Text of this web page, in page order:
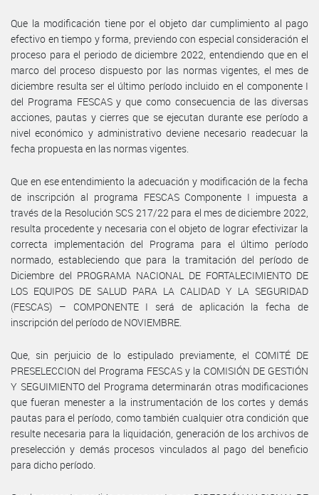
Que la modificación tiene por el objeto dar cumplimiento al pago
efectivo en tiempo y forma, previendo con especial consideración el
proceso para el periodo de diciembre 2022, entendiendo que en el
marco del proceso dispuesto por las normas vigentes, el mes de
diciembre resulta ser el último período incluido en el componente I
del Programa FESCAS y que como consecuencia de las diversas
acciones, pautas y cierres que se ejecutan durante ese período a
nivel económico y administrativo deviene necesario readecuar la
fecha propuesta en las normas vigentes.
Que en ese entendimiento la adecuación y modificación de la fecha
de inscripción al programa FESCAS Componente I impuesta a
través de la Resolución SCS 217/22 para el mes de diciembre 2022,
resulta procedente y necesaria con el objeto de lograr efectivizar la
correcta implementación del Programa para el último período
normado, estableciendo que para la tramitación del período de
Diciembre del PROGRAMA NACIONAL DE FORTALECIMIENTO DE
LOS EQUIPOS DE SALUD PARA LA CALIDAD Y LA SEGURIDAD
(FESCAS) – COMPONENTE I será de aplicación la fecha de
inscripción del período de NOVIEMBRE.
Que, sin perjuicio de lo estipulado previamente, el COMITÉ DE
PRESELECCION del Programa FESCAS y la COMISIÓN DE GESTIÓN
Y SEGUIMIENTO del Programa determinarán otras modificaciones
que fueran menester a la instrumentación de los cortes y demás
pautas para el período, como también cualquier otra condición que
resulte necesaria para la liquidación, generación de los archivos de
preselección y demás procesos vinculados al pago del beneficio
para dicho período.